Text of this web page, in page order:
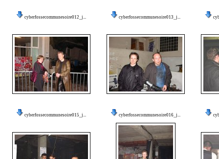
cyberfossecommunesoire012_j... cyberfossecommunesoire013_j...
cyberfossecommunesoire015_j... cyberfossecommunesoire016_j...